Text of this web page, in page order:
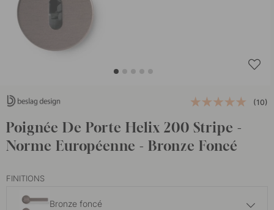
(10)
Poignée De Porte Helix 200 Stripe -
Norme Européenne - Bronze Foncé
FINITIONS
Bronze foncé